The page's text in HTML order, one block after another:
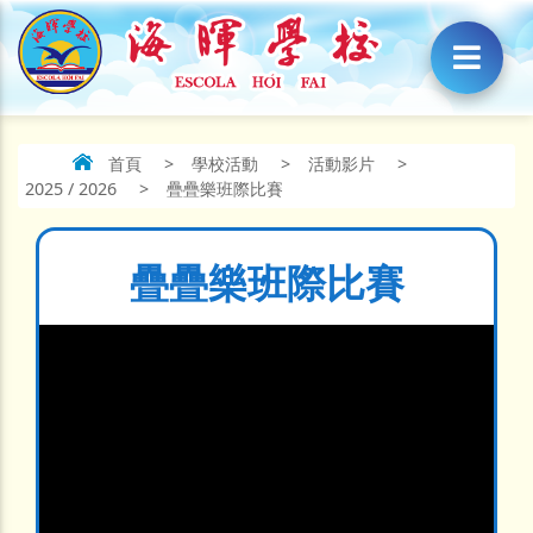
首頁 > 學校活動 > 活動影片
>
2025 / 2026
> 疊疊樂班際比賽
疊疊樂班際比賽